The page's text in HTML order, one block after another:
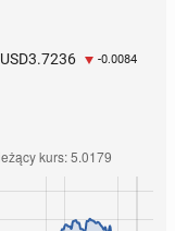
USD3.7236 -0.0084